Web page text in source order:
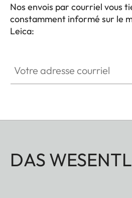
Nos envois par courriel vous
constamment informé sur le
Leica:
DAS